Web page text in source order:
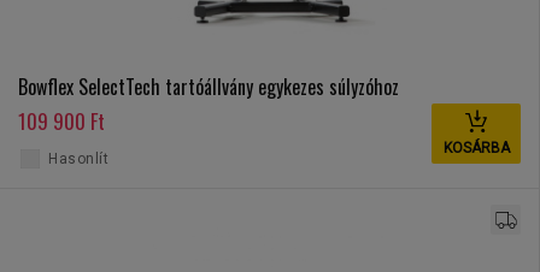
Bowflex SelectTech tartóállvány egykezes súlyzóhoz
109 900 Ft
KOSÁRBA
Hasonlít